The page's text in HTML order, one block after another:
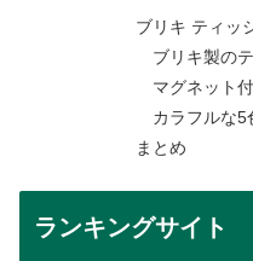
ブリキ ティッ
ブリキ製の
マグネット
カラフルな5
まとめ
ランキングサイト